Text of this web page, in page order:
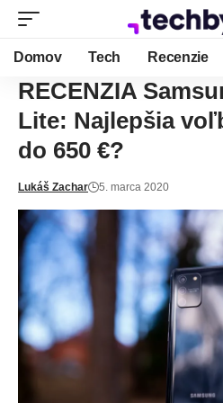
Domov Tech Recenzie
RECENZIA
Lite: Najlepšia
do 650 €?
Lukáš Zachar 5. marca 2020